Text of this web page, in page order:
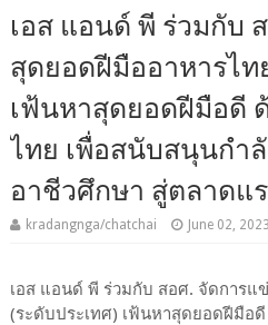
เอส แอนด์ พี ร่วมกับ
สุดยอดฝีมืออาหารไท
เฟ้นหาสุดยอดฝีมือดี
ไทย เพื่อสนับสนุนกำ
อาชีวศึกษา สู่ตลาดแ
kradangnga/chatchai June 02, 2023
เอส แอนด์ พี ร่วมกับ สอศ. จัดการแ
(ระดับประเทศ) เฟ้นหาสุดยอดฝีมือ